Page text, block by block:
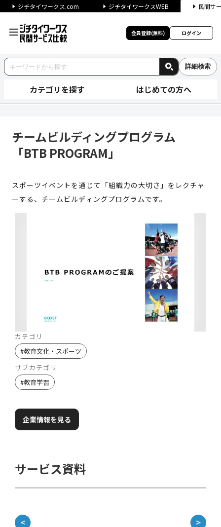
ジチタイワークス.com ジチタイワークスWEB 民間サ
会員登録(無料) ログイン
詳細検索
カテゴリを探す はじめての方へ
チームビルディングプログラム
「BTB PROGRAM」
スポーツイベントを通じて「組織力の大切さ」をレクチャ
ーする、チームビルディングプログラムです。
カテゴリ
#教育文化・スポーツ
サブカテゴリ
#教育学習
企業情報を見る
サービス資料
＜ ＞